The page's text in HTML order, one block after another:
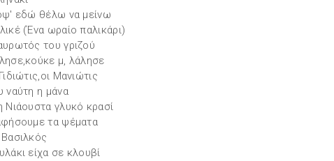
εδώ θέλω να μείνω
(Ένα ωραίο παλικάρι)
του γριζού
μ, λάλησε
Μανιώτις
ναύτη η μάνα
Νιάουστα γλυκό κρασί
τα ψέματα
είχα σε κλουβί